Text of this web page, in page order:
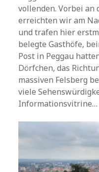
vollenden. Vorbei an
erreichten wir am
und trafen hier
belegte Gasthöfe,
Post in Peggau
Dörfchen, das
massiven Felsberg
viele
Informationsvitrine…